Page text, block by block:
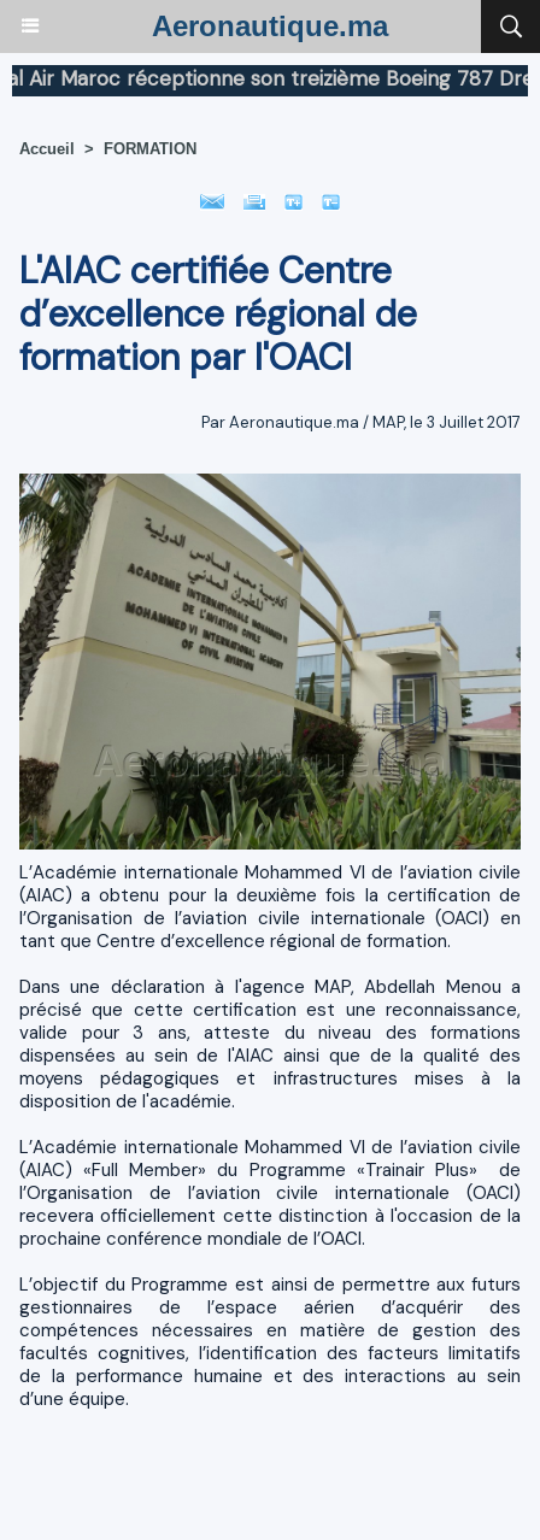
Aeronautique.ma
Maroc réceptionne son treizième Boeing 787
Accueil > FORMATION
L'AIAC certifiée Centre
d’excellence régional de
formation par l'OACI
Par Aeronautique.ma / MAP, le 3 Juillet 2017
L’Académie internationale Mohammed VI de l’aviation civile
(AIAC) a obtenu pour la deuxième fois la certification de
l’Organisation de l’aviation civile internationale (OACI) en
tant que Centre d’excellence régional de formation.
Dans une déclaration à l'agence MAP, Abdellah Menou a
précisé que cette certification est une reconnaissance,
valide pour 3 ans, atteste du niveau des formations
dispensées au sein de l'AIAC ainsi que de la qualité des
moyens pédagogiques et infrastructures mises à la
disposition de l'académie.
L’Académie internationale Mohammed VI de l’aviation civile
(AIAC) «Full Member» du Programme «Trainair Plus» de
l’Organisation de l’aviation civile internationale (OACI)
recevera officiellement cette distinction à l'occasion de la
prochaine conférence mondiale de l’OACI.
L’objectif du Programme est ainsi de permettre aux futurs
gestionnaires de l’espace aérien d’acquérir des
compétences nécessaires en matière de gestion des
facultés cognitives, l’identification des facteurs limitatifs
de la performance humaine et des interactions au sein
d’une équipe.